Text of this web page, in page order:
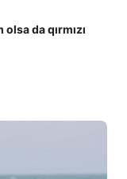
da qırmızı